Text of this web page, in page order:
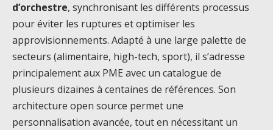
d’orchestre, synchronisant les différents processus
pour éviter les ruptures et optimiser les
approvisionnements. Adapté à une large palette de
secteurs (alimentaire, high-tech, sport), il s’adresse
principalement aux PME avec un catalogue de
plusieurs dizaines à centaines de références. Son
architecture open source permet une
personnalisation avancée, tout en nécessitant un